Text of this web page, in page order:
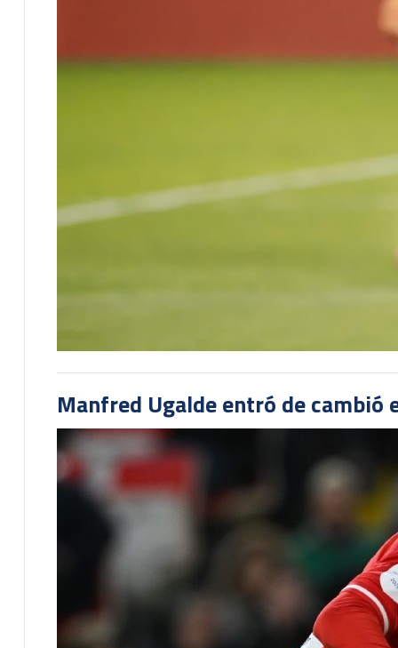
Manfred Ugalde entró de cambió